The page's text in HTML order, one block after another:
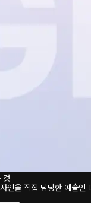
것
인을 직접 담당한 예술인